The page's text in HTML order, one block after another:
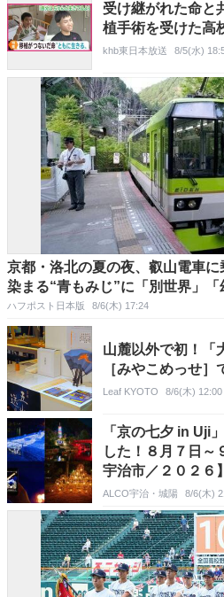
受け継がれた命と
植手術を受けた高
khb東日本放送 8/5(水)
京都・洛北の夏の夜、叡山電車
染まる“青もみじ”に「別世界」
ハフポスト日本版 8/6(木) 17:24
山麓以外で初！「
［みやこめっせ］
Leaf KYOTO 8/6(木) 12:00
「京の七夕 in Uji
した！８月７日～
宇治市／２０２６】
ALCO宇治・城陽 8/6(木)